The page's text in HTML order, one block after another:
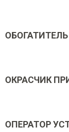
ОКРАСЧИК
ОПЕРАТОР